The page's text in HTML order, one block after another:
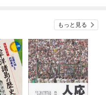
もっと見る